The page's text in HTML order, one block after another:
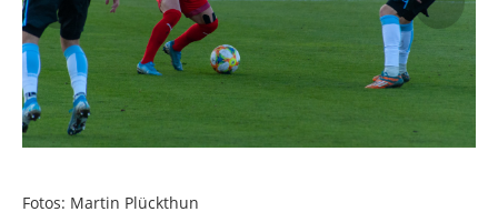
Fotos: Martin Plückthun